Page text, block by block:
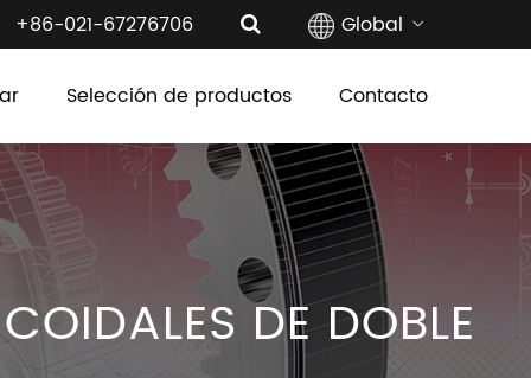
+86-021-67276706 Global
Selección de productos Contacto
DE DOBLE